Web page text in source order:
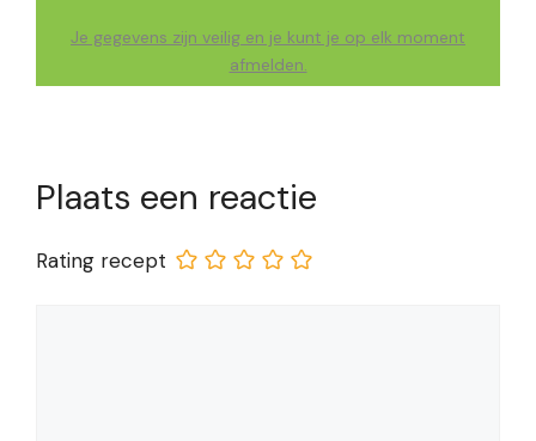
Je gegevens zijn veilig en je kunt je op elk moment
afmelden.
Plaats een reactie
Rating recept